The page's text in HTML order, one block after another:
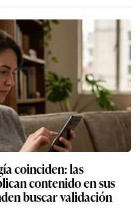
coinciden: las
contenido en sus
buscar validación